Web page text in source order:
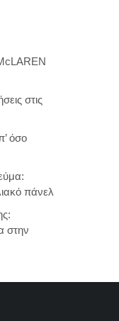
στις
όσο
πάνελ
στην